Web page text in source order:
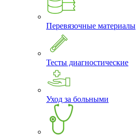
Перевязочные материалы
Тесты диагностические
Уход за больными